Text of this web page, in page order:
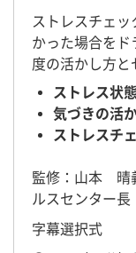
ストレスチェッ
かった場合をド
度の活かし方と
ストレス状
気づきの活
ストレスチ
監修：山本 晴
ルスセンター
字幕選択式